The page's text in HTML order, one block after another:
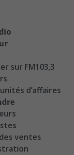
sur FM103,3
d’affaires
ventes